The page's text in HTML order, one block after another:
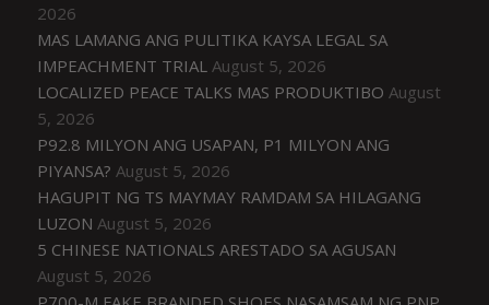
2026
MAS LAMANG ANG PULITIKA KAYSA LEGAL SA
IMPEACHMENT TRIAL August 5, 2026
LOCALIZED PEACE TALKS MAS PRODUKTIBO August
5, 2026
P92.8 MILYON ANG USAPAN, P1 MILYON ANG
PIYANSA? August 5, 2026
HAGUPIT NG TS MAYMAY RAMDAM SA HILAGANG
LUZON August 5, 2026
5 CHINESE NATIONALS ARESTADO SA AGUSAN
August 5, 2026